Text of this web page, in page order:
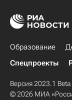
Образование
Спецпроекты
Версия 2023.1 Beta
© 2026 МИА